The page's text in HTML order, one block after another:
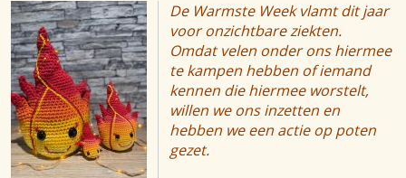
Brei- en haakbenodigdheden
Magazines
Cadeaubon
Workshops
Openingsuren
Brei- en haakatelier
Atelier op zondag
Contact
De Warmste Week vlamt dit jaar
voor onzichtbare ziekten.
Omdat velen onder ons hiermee
te kampen hebben of iemand
kennen die hiermee worstelt,
willen we ons inzetten en
hebben we een actie op poten
gezet.